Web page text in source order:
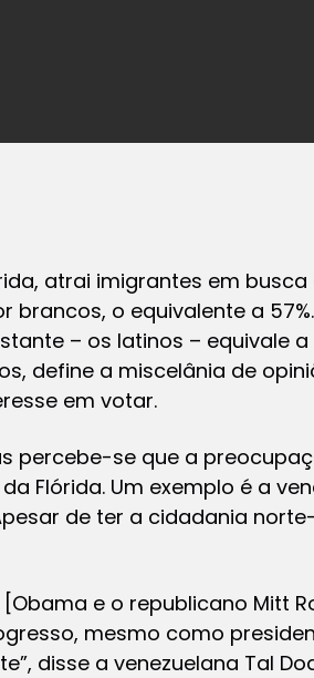
atrai imigrantes em
o equivalente a
– os latinos – equivale
define a miscelânia de
em votar.
percebe-se que a
Flórida. Um exemplo é a
de ter a cidadania
e o republicano Mitt
mesmo como
disse a venezuelana Tal